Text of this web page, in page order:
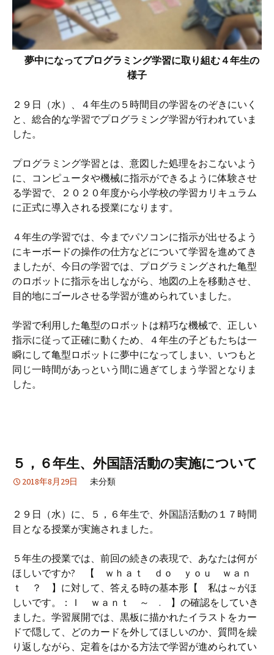
夢中になってプログラミング学習に取り組む４年生の
様子
２９日（水）、４年生の５時間目の学習をのぞきにいく
と、総合的な学習でプログラミング学習が行われていま
した。
プログラミング学習とは、意図した処理をおこないよう
に、コンピュータや機械に指示ができるように体験させ
る学習で、２０２０年度から小学校の学習カリキュラム
に正式に導入される授業になります。
４年生の学習では、今までパソコンに指示が出せるよう
にキーボードの操作の仕方などについて学習を進めてき
ましたが、今日の学習では、プログラミングされた亀型
のロボットに指示を出しながら、地図の上を移動させ、
目的地にゴールさせる学習が進められていました。
学習で利用した亀型のロボットは精巧な機械で、正しい
指示に従って正確に動くため、４年生の子どもたちは一
瞬にして亀型ロボットに夢中になってしまい、いつもと
同じ一時間があっという間に過ぎてしまう学習となりま
した。
５，６年生、外国語活動の実施について
2018年8月29日 未分類
２９日（水）に、５，６年生で、外国語活動の１７時間
目となる授業が実施されました。
５年生の授業では、前回の続きの表現で、あなたは何が
ほしいですか? 【 ｗｈａｔ ｄｏ ｙｏｕ ｗａｎ
ｔ ？ 】に対して、答える時の基本形【 私は～がほ
しいです。：Ｉ ｗａｎｔ ～ . 】の確認をしていき
ました。学習展開では、黒板に描かれたイラストをカー
ドで隠して、どのカードを外してほしいのか、質問を繰
り返しながら、定着をはかる方法で学習が進められてい